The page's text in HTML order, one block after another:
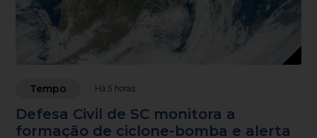
Tempo Há 5 horas
Defesa Civil de SC monitora a
formação de ciclone-bomba e alerta